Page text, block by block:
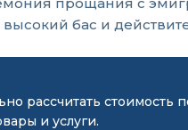
бас и
рассчитать стоимость
и услуги.